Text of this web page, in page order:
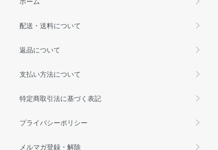
配送・送料について
返品について
支払い方法について
特定商取引法に基づく表記
プライバシーポリシー
メルマガ登録・解除